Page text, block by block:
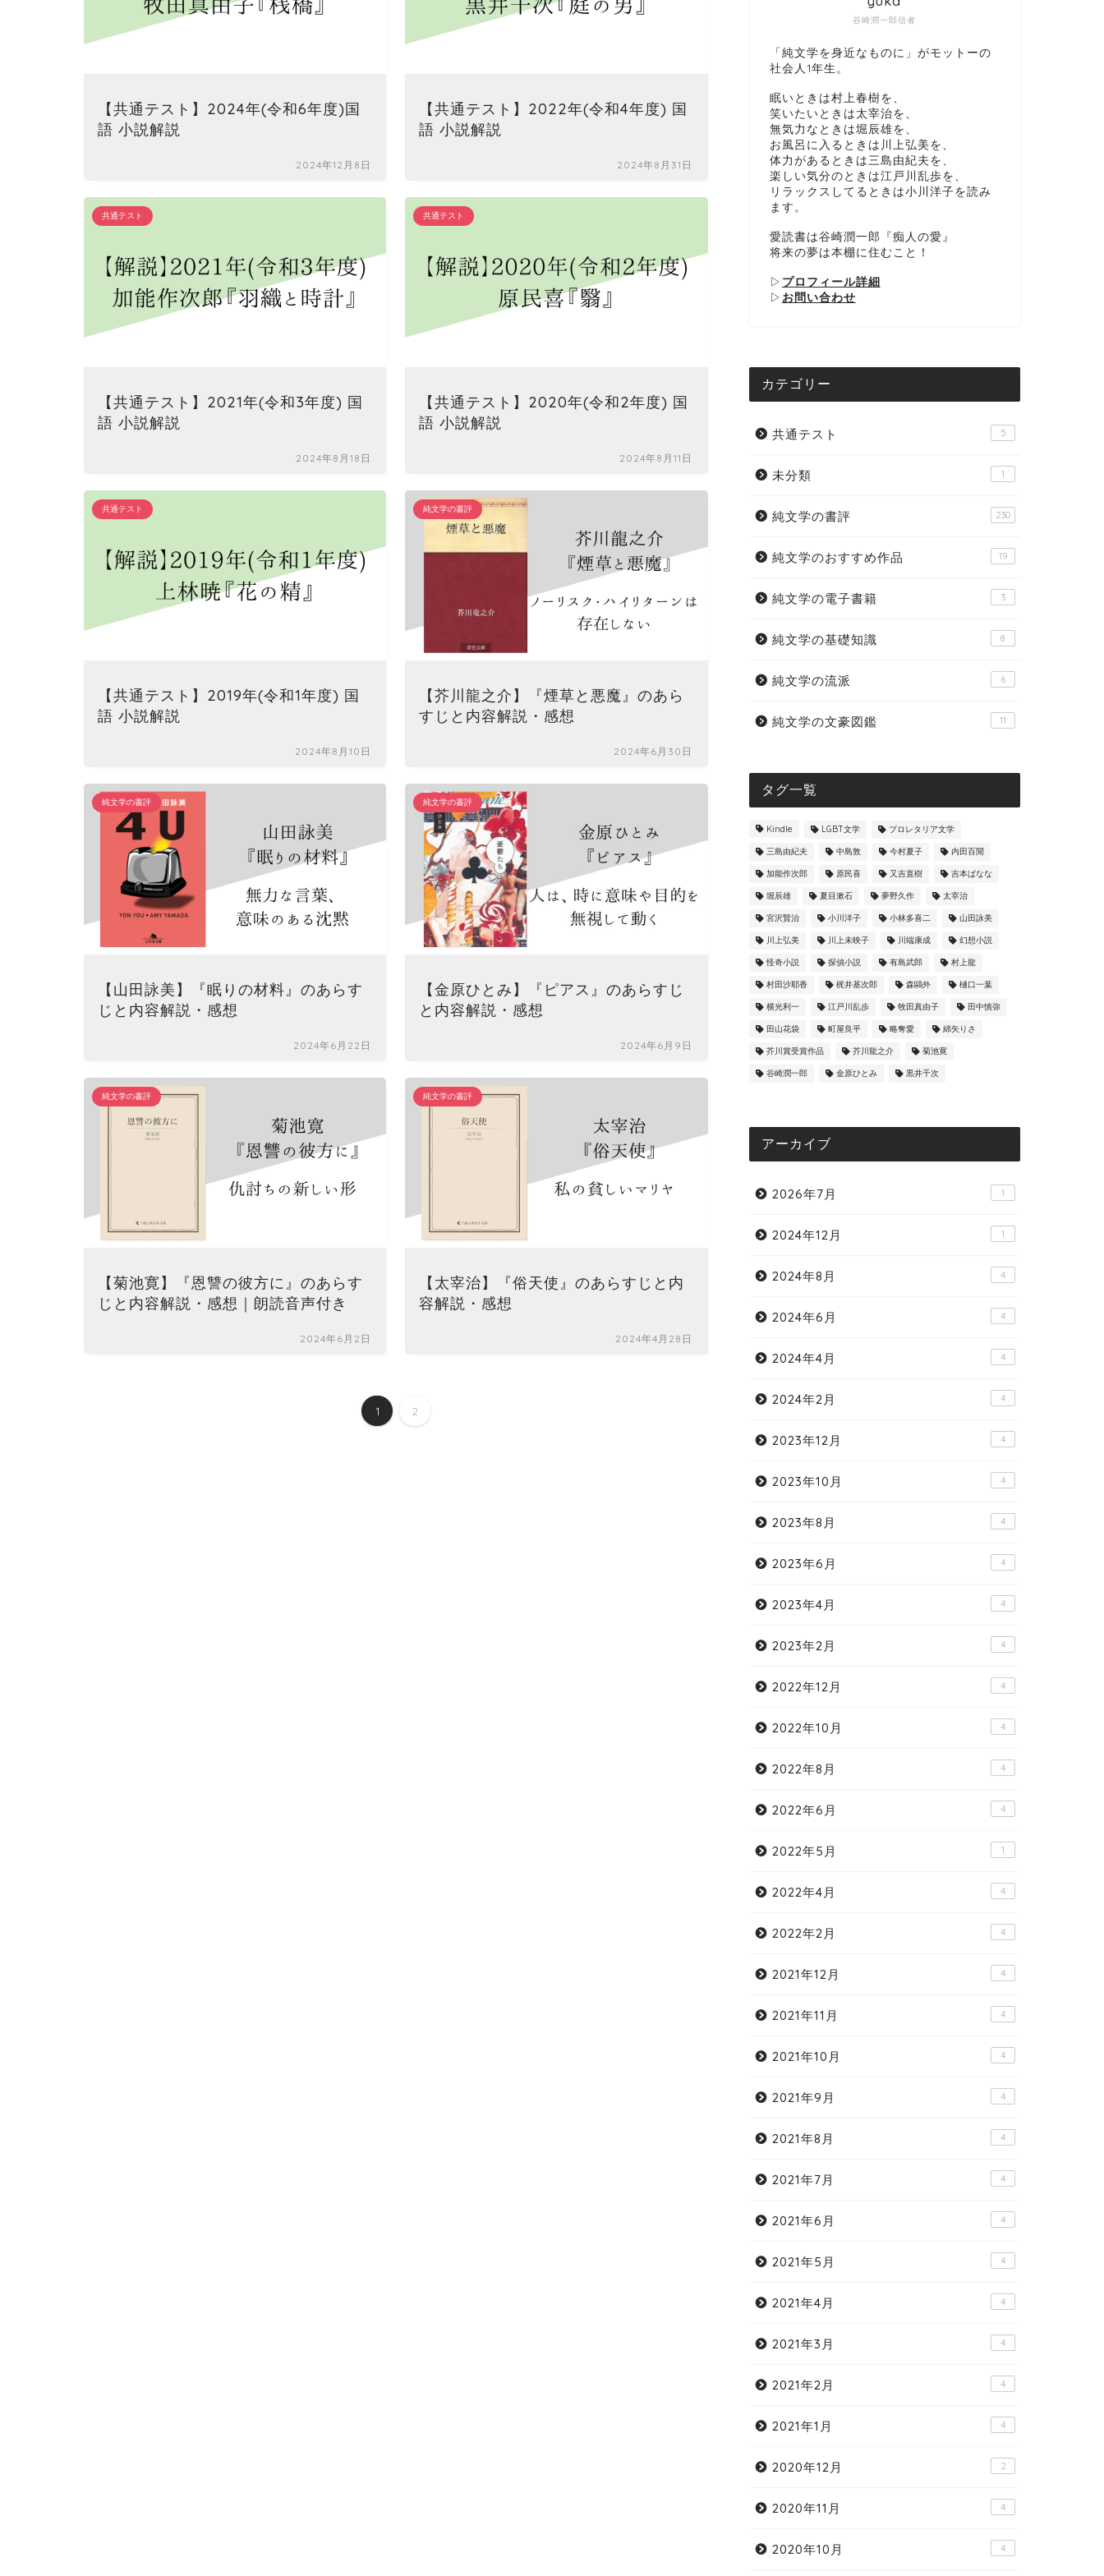
【共通テスト】2024年(令和6年度)国
語 小説解説
2024年12月8日
【共通テスト】2022年(令和4年度) 国
語 小説解説
2024年8月31日
共通テスト
【共通テスト】2021年(令和3年度) 国
語 小説解説
2024年8月18日
共通テスト
【共通テスト】2020年(令和2年度) 国
語 小説解説
2024年8月11日
共通テスト
【共通テスト】2019年(令和1年度) 国
語 小説解説
2024年8月10日
純文学の書評
【芥川龍之介】『煙草と悪魔』のあら
すじと内容解説・感想
2024年6月30日
純文学の書評
【山田詠美】『眠りの材料』のあらす
じと内容解説・感想
2024年6月22日
純文学の書評
【金原ひとみ】『ピアス』のあらすじ
と内容解説・感想
2024年6月9日
純文学の書評
【菊池寛】『恩讐の彼方に』のあらす
じと内容解説・感想｜朗読音声付き
2024年6月2日
純文学の書評
【太宰治】『俗天使』のあらすじと内
容解説・感想
2024年4月28日
1 2
谷崎潤一郎信者
「純文学を身近なものに」がモットーの
社会人1年生。
眠いときは村上春樹を、
笑いたいときは太宰治を、
無気力なときは堀辰雄を、
お風呂に入るときは川上弘美を、
体力があるときは三島由紀夫を、
楽しい気分のときは江戸川乱歩を、
リラックスしてるときは小川洋子を読み
ます。
愛読書は谷崎潤一郎『痴人の愛』
将来の夢は本棚に住むこと！
▷ プロフィール詳細
▷ お問い合わせ
カテゴリー
共通テスト 5
未分類 1
純文学の書評 230
純文学のおすすめ作品 19
純文学の電子書籍 3
純文学の基礎知識 8
純文学の流派 6
純文学の文豪図鑑 11
タグ一覧
Kindle LGBT文学 プロレタリア文学
三島由紀夫 中島敦 今村夏子 内田百閒
加能作次郎 原民喜 又吉直樹 吉本ばなな
堀辰雄 夏目漱石 夢野久作 太宰治
宮沢賢治 小川洋子 小林多喜二 山田詠美
川上弘美 川上未映子 川端康成 幻想小説
怪奇小説 探偵小説 有島武郎 村上龍
村田沙耶香 梶井基次郎 森鷗外 樋口一葉
横光利一 江戸川乱歩 牧田真由子 田中慎弥
田山花袋 町屋良平 略奪愛 綿矢りさ
芥川賞受賞作品 芥川龍之介 菊池寛
谷崎潤一郎 金原ひとみ 黒井千次
アーカイブ
2026年7月 1
2024年12月 1
2024年8月 4
2024年6月 4
2024年4月 4
2024年2月 4
2023年12月 4
2023年10月 4
2023年8月 4
2023年6月 4
2023年4月 4
2023年2月 4
2022年12月 4
2022年10月 4
2022年8月 4
2022年6月 4
2022年5月 1
2022年4月 4
2022年2月 4
2021年12月 4
2021年11月 4
2021年10月 4
2021年9月 4
2021年8月 4
2021年7月 4
2021年6月 4
2021年5月 4
2021年4月 4
2021年3月 4
2021年2月 4
2021年1月 4
2020年12月 2
2020年11月 4
2020年10月 4